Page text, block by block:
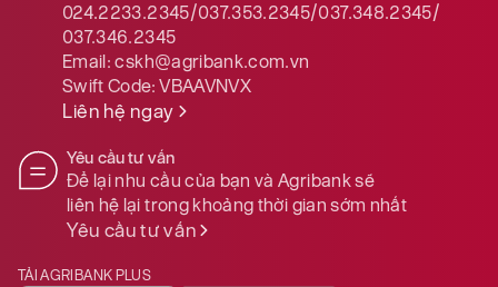
024.2233.2345/037.353.2345/037.348.2345/
037.346.2345
Email:cskh@agribank.com.vn
Swift Code:VBAAVNVX
Liên hệ ngay
Yêu cầu tư vấn
Để lại nhu cầu của bạn và Agribank sẽ
liên hệ lại trong khoảng thời gian sớm nhất
Yêu cầu tư vấn
TẢI AGRIBANK PLUS